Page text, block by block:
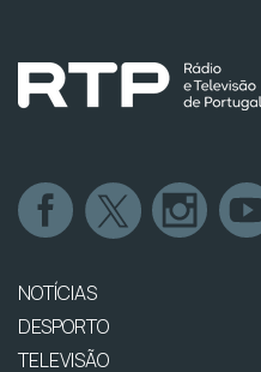
NOTÍCIAS
DESPORTO
TELEVISÃO